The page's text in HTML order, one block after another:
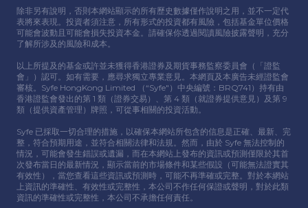
除非另有說明，否則本網站顯示的所有歷史數據僅作說明之⽤，並不⼀定代
表將來表現。投資者須注意，所有形式的投資都有風險，包括基⾦單位價格
可能會波動且可能會損失投資本⾦。請確保你透過閱讀風險披露聲明，充分
了解所涉及的風險和成本。
以上所提及的基⾦或許並未獲得香港證券及期貨事務監察委員會（「證監
會」）認可。如有需要，應尋求獨立專業意⾒。本網頁及本廣告未經證監會
審核。Syfe HongKong Limited （“Syfe"）中央編號：BRQ741）持有由
香港證監會發出的第 1 類（證券交易）、第 4 類（就證券提供意⾒）及第 9
類（提供資產管理）牌照，可從事相關的投資活動。
Syfe 已採取⼀切合理的措施，以確保本網站所包含的信息是正確、最新、完
整，符合預期⽤途，並符合相關法律和法規。然⽽，由於 Syfe 無法控制的
情況，可能會發⽣錯誤或遺漏，⽽在本網站上發布的資訊或預測僅限於其⾸
次發布當⽇的最新情況，顯示當前的市場條件和某些假設（可能無法證實其
有效性），當您查看這些資訊或預測時，可能不再準確或完整。對於本網站
上資訊的準確性、有效性或完整性，本公司不作任何保證或聲明，對於此類
資訊的準確性或完整性，本公司不承擔任何責任。